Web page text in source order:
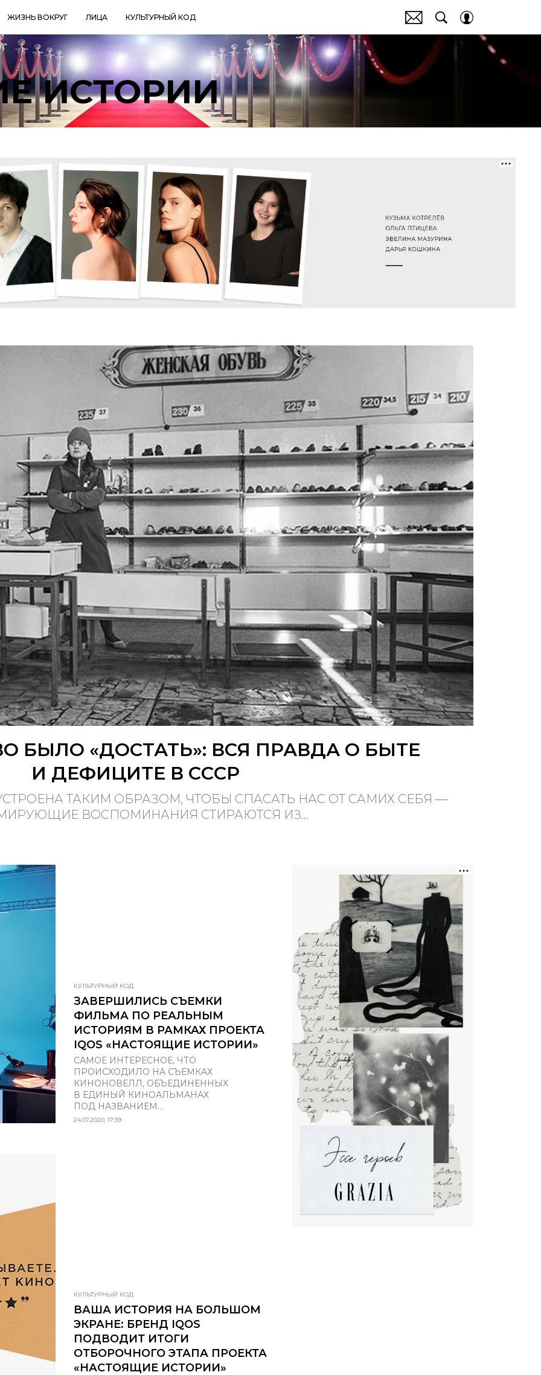
ЖИЗНЬ ВОКРУГ ЛИЦА КУЛЬТУРНЫЙ КОД
ИСТОРИИ
БЫЛО «ДОСТАТЬ»: ВСЯ ПРАВДА О БЫТЕ
И ДЕФИЦИТЕ В СССР
ТАКИМ ОБРАЗОМ, ЧТОБЫ СПАСАТЬ НАС ОТ САМИХ СЕБЯ —
ВОСПОМИНАНИЯ СТИРАЮТСЯ ИЗ...
КУЛЬТУРНЫЙ КОД
ЗАВЕРШИЛИСЬ СЪЕМКИ
ФИЛЬМА ПО РЕАЛЬНЫМ
ИСТОРИЯМ В РАМКАХ ПРОЕКТА
IQOS «НАСТОЯЩИЕ ИСТОРИИ»
САМОЕ ИНТЕРЕСНОЕ, ЧТО
ПРОИСХОДИЛО НА СЪЕМКАХ
КИНОНОВЕЛЛ, ОБЪЕДИНЕННЫХ
В ЕДИНЫЙ КИНОАЛЬМАНАХ
ПОД НАЗВАНИЕМ...
24.07.2020, 17:39
КУЛЬТУРНЫЙ КОД
ВАША ИСТОРИЯ НА БОЛЬШОМ
ЭКРАНЕ: БРЕНД IQOS
ПОДВОДИТ ИТОГИ
ОТБОРОЧНОГО ЭТАПА ПРОЕКТА
«НАСТОЯЩИЕ ИСТОРИИ»